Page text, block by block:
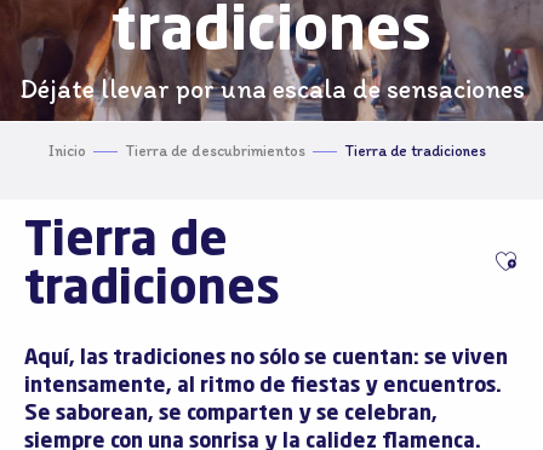
tradiciones
Déjate llevar por una escala de sensaciones
Inicio Tierra de descubrimientos Tierra de tradiciones
Tierra de
tradiciones
Aquí, las tradiciones no sólo se cuentan: se viven
intensamente, al ritmo de fiestas y encuentros.
Se saborean, se comparten y se celebran,
siempre con una sonrisa y la calidez flamenca.